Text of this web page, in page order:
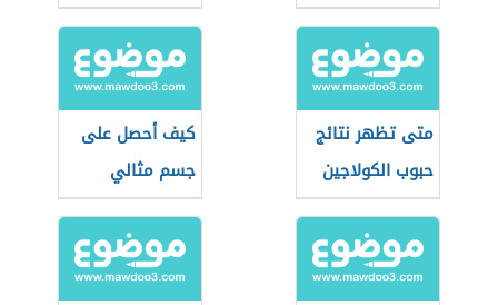
متى تظهر نتائج
حبوب الكولاجين
كيف أحصل على
جسم مثالي